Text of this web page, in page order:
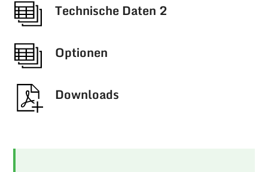
Technische Daten 2
Optionen
Downloads